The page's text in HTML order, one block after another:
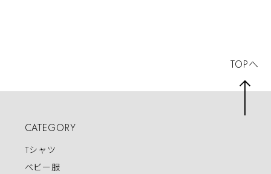
CATEGORY
Tシャツ
ベビー服
TOPへ